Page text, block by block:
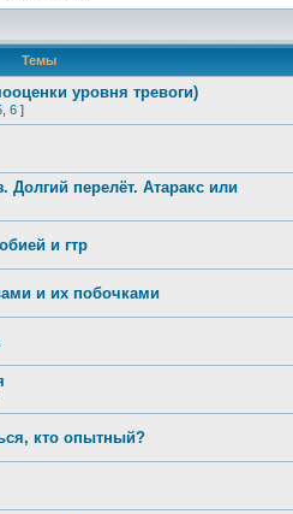
Темы
уровня тревоги)
, 6]
Долгий перелёт. Атаракс или
и гтр
и их побочками
кто опытный?